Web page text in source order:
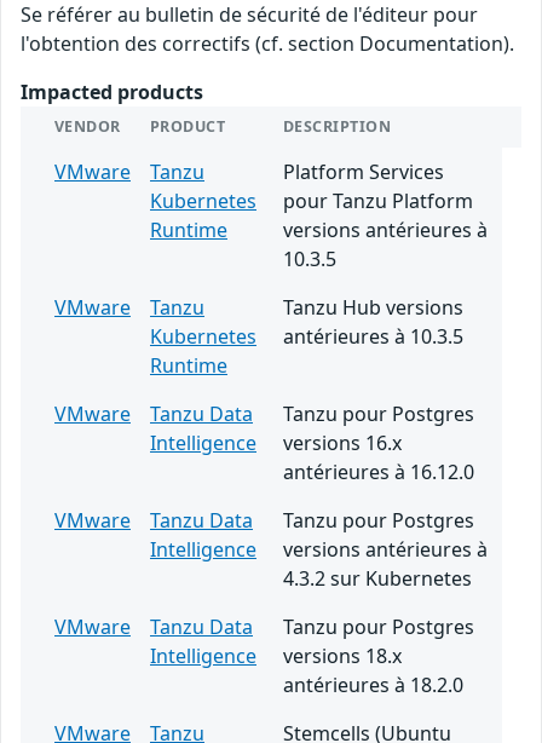
Se référer au bulletin de sécurité de l'éditeur pour
l'obtention des correctifs (cf. section Documentation).
Impacted products
VENDOR PRODUCT DESCRIPTION
VMware
Tanzu
Kubernetes
Runtime
Platform Services
pour Tanzu Platform
versions antérieures à
10.3.5
VMware
Tanzu
Kubernetes
Runtime
Tanzu Hub versions
antérieures à 10.3.5
VMware
Tanzu Data
Intelligence
Tanzu pour Postgres
versions 16.x
antérieures à 16.12.0
VMware
Tanzu Data
Intelligence
Tanzu pour Postgres
versions antérieures à
4.3.2 sur Kubernetes
VMware
Tanzu Data
Intelligence
Tanzu pour Postgres
versions 18.x
antérieures à 18.2.0
VMware
Tanzu Stemcells (Ubuntu